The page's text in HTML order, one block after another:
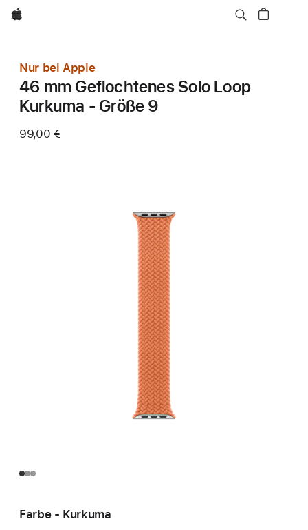
Apple
Nur bei Apple
46 mm Geflochtenes Solo Loop
Kurkuma - Größe 9
99,00 €
Farbe - Kurkuma